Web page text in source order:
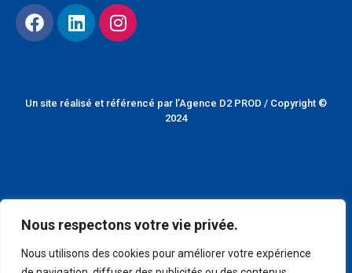
Nous respectons votre vie privée.
Nous utilisons des cookies pour améliorer votre expérience
Un site réalisé et référencé par l’Agence D2 PROD / Copyright ©
2024